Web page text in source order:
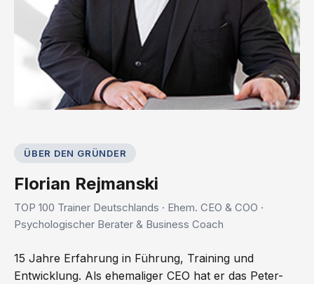
ÜBER DEN GRÜNDER
Florian Rejmanski
TOP 100 Trainer Deutschlands · Ehem. CEO & COO ·
Psychologischer Berater & Business Coach
15 Jahre Erfahrung in Führung, Training und
Entwicklung. Als ehemaliger CEO hat er das Peter-